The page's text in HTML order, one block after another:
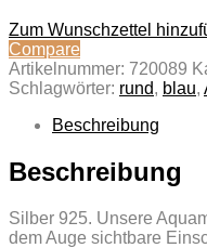
Zum Wunschzettel
Compare
Artikelnummer: 720089
Schlagwörter: rund, blau,
Beschreibung
Beschreibung
Silber 925. Unsere
dem Auge sichtbare